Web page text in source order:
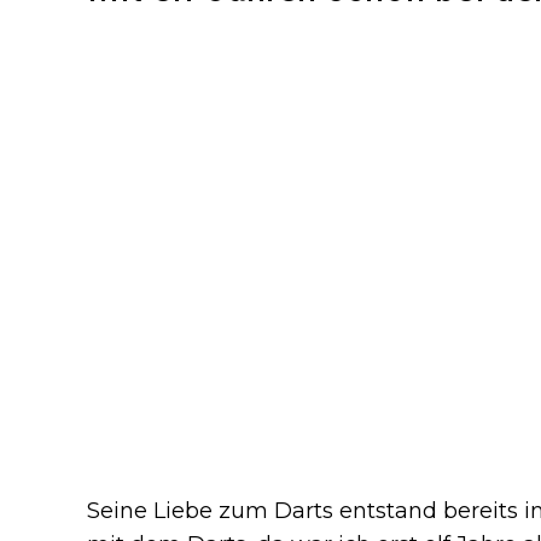
Seine Liebe zum Darts entstand bereits